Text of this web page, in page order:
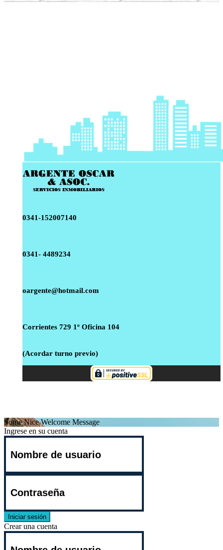
0341-152007140
0341- 4489234
oargente@hotmail.com
Corrientes 729 1º Oficina 104
(Acordar turno previo)
Some Nice Welcome Message
Ingrese en su cuenta
Iniciar sesión
Crear una cuenta